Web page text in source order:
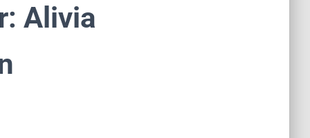
Alivia